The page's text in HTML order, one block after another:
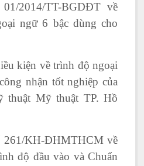
2014/TT-BGDĐT về
ngữ 6 bậc dùng cho
kiện về trình độ ngoại
nhận tốt nghiệp của
thuật Mỹ thuật TP. Hồ
261/KH-ĐHMTHCM về
độ đầu vào và Chuẩn